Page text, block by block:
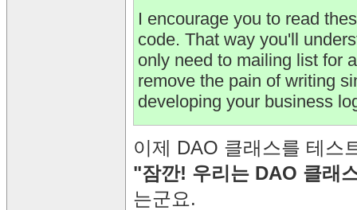
I encourage you to read
code. That way you'll
only need to mailing list for
remove the pain of writing
developing your business
이제 DAO 클래스를 테스
"잠깐! 우리는 DAO 클래
는군요.